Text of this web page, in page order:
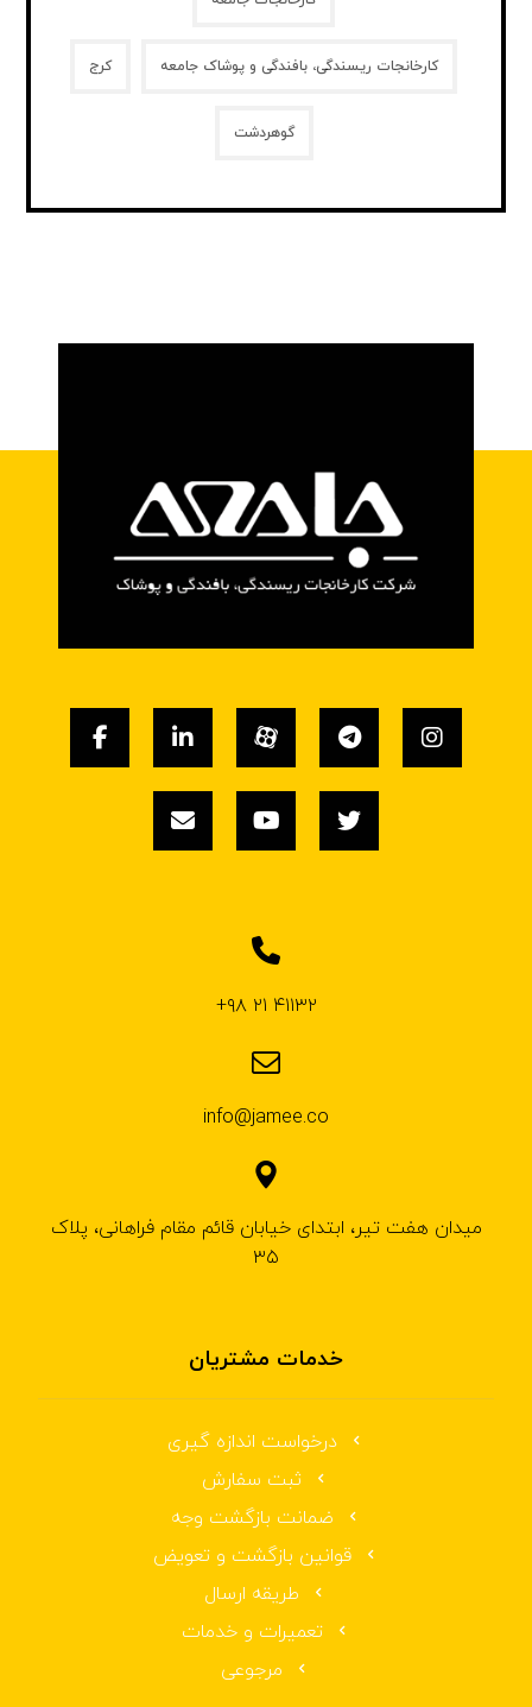
کارخانجات ریسندگی، بافندگی و پوشاک جامعه کرج
گوهردشت
۴۱۱۳۲ ۲۱ ۹۸+
info@jamee.co
میدان هفت تیر، ابتدای خیابان قائم مقام فراهانی، پلاک
۳۵
خدمات مشتریان
درخواست اندازه گیری
ثبت سفارش
ضمانت بازگشت وجه
قوانین بازگشت و تعویض
طریقه ارسال
تعمیرات و خدمات
مرجوعی